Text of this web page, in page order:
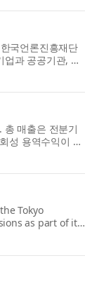
국언론진흥재단
업과 공공기관, 지
총 매출은 전분기
성 용역수익이 반
Tokyo
as part of its